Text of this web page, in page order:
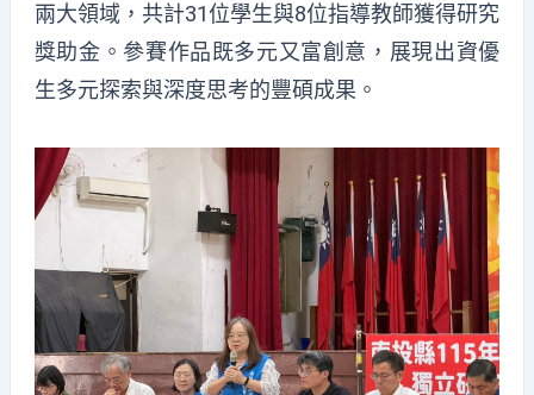
兩大領域，共計31位學生與8位指導教師獲得研究
獎助金。參賽作品既多元又富創意，展現出資優
生多元探索與深度思考的豐碩成果。